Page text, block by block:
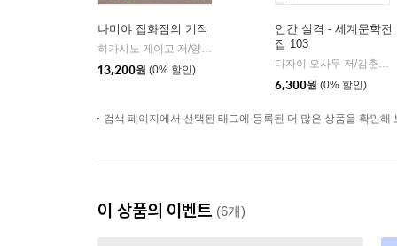
나미야 잡화점의 기적
현대문학
13,200원 (0% 할인)
인간 실격 - 세계문학전
집 103
6,300원 (0% 할인)
검색 페이지에서 선택된 태그에 등록된 더 많은 상품을 확인해
이 상품의 이벤트 (6개)